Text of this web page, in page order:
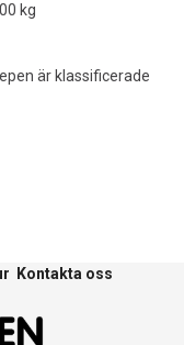
kg
är klassificerade
Kontakta oss